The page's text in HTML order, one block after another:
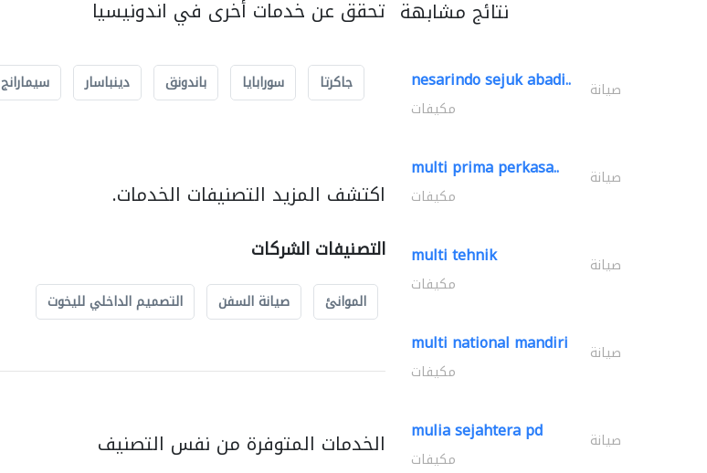
تحقق عن خدمات أخرى في اندونيسيا
جاكرتا سورابايا باندونق دينباسار سيمارانج
اكتشف المزيد التصنيفات الخدمات.
التصنيفات الشركات
الموانئ صيانة السفن التصميم الداخلي لليخوت
الخدمات المتوفرة من نفس التصنيف
نتائج مشابهة
nesarindo sejuk abadi.. صيانة
مكيفات
multi prima perkasa.. صيانة
مكيفات
multi tehnik صيانة
مكيفات
multi national mandiri صيانة
مكيفات
mulia sejahtera pd صيانة
مكيفات